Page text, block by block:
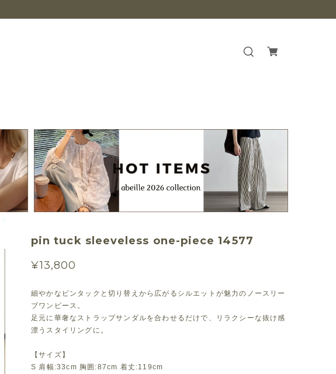
pin tuck sleeveless one-piece 14577
¥13,800
細やかなピンタックと切り替えから広がるシルエットが魅力のノースリー
ブワンピース。
足元に華奢なストラップサンダルを合わせるだけで、リラクシーな抜け感
漂うスタイリングに。
【サイズ】
S 肩幅:33cm 胸囲:87cm 着丈:119cm